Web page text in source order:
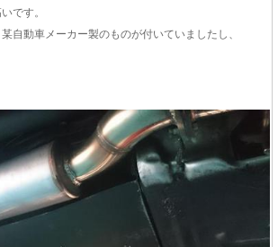
です。
自動車メーカー製のものが付いていましたし、